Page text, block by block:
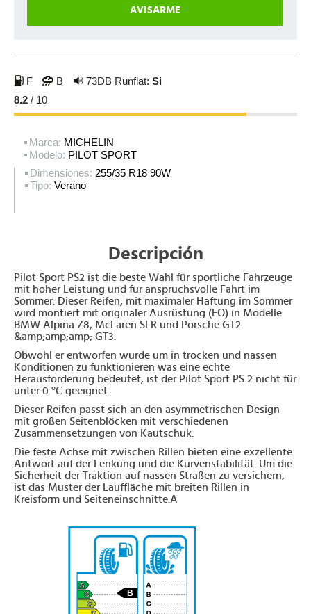
F B 73DB Runflat: Si
8.2 / 10
Marca: MICHELIN
Modelo: PILOT SPORT
Dimensiones: 255/35 R18 90W
Tipo: Verano
Descripción
Pilot Sport PS2 ist die beste Wahl für sportliche Fahrzeuge
mit hoher Leistung und für anspruchsvolle Fahrt im
Sommer. Dieser Reifen, mit maximaler Haftung im Sommer
wird montiert mit originaler Ausrüstung (EO) in Modelle
BMW Alpina Z8, McLaren SLR und Porsche GT2
&amp;amp;amp; GT3.
Obwohl er entworfen wurde um in trocken und nassen
Konditionen zu funktionieren was eine echte
Herausforderung bedeutet, ist der Pilot Sport PS 2 nicht für
unter 0 °C geeignet.
Dieser Reifen passt sich an den asymmetrischen Design
mit großen Seitenblöcken mit verschiedenen
Zusammensetzungen von Kautschuk.
Die feste Achse mit zwischen Rillen bieten eine exzellente
Antwort auf der Lenkung und die Kurvenstabilität. Um die
Sicherheit der Traktion auf nassen Straßen zu versichern,
ist das Muster der Lauffläche mit breiten Rillen in
Kreisform und Seiteneinschnitte.A
B